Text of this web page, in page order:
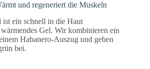
und regeneriert die Muskeln
ein schnell in die Haut
Gel. Wir kombinieren ein
Habanero-Auszug und geben
bei.